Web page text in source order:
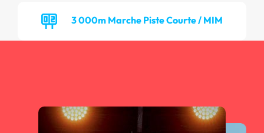
3 000m Marche Piste Courte / MIM